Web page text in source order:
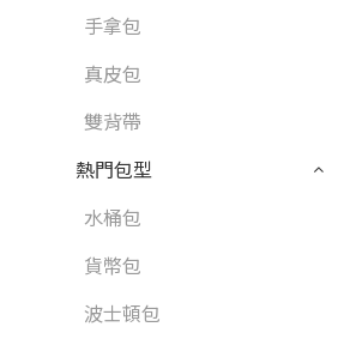
手拿包
真皮包
雙背帶
熱門包型
水桶包
貨幣包
波士頓包